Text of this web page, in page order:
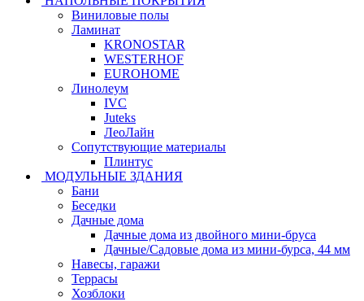
Виниловые полы
Ламинат
KRONOSTAR
WESTERHOF
EUROHOME
Линолеум
IVC
Juteks
ЛеоЛайн
Сопутствующие материалы
Плинтус
МОДУЛЬНЫЕ ЗДАНИЯ
Бани
Беседки
Дачные дома
Дачные дома из двойного мини-бруса
Дачные/Садовые дома из мини-бурса, 44 мм
Навесы, гаражи
Террасы
Хозблоки